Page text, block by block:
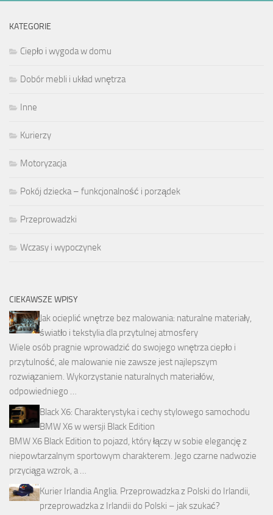
KATEGORIE
Ciepło i wygoda w domu
Dobór mebli i układ wnętrza
Inne
Kurierzy
Motoryzacja
Pokój dziecka – funkcjonalność i porządek
Przeprowadzki
Wczasy i wypoczynek
CIEKAWSZE WPISY
Jak ocieplić wnętrze bez malowania: naturalne materiały,
światło i tekstylia dla przytulnej atmosfery
Wiele osób pragnie wprowadzić do swojego wnętrza ciepło i
przytulność, ale malowanie nie zawsze jest najlepszym
rozwiązaniem. Wykorzystanie naturalnych materiałów,
odpowiedniego …
Black X6: Charakterystyka i cechy stylowego samochodu
BMW X6 w wersji Black Edition
BMW X6 Black Edition to pojazd, który łączy w sobie elegancję z
niepowtarzalnym sportowym charakterem. Jego czarne nadwozie
przyciąga wzrok, a …
Kurier Irlandia Anglia. Przeprowadzka z Polski do Irlandii,
przeprowadzka z Irlandii do Polski – jak szukać?